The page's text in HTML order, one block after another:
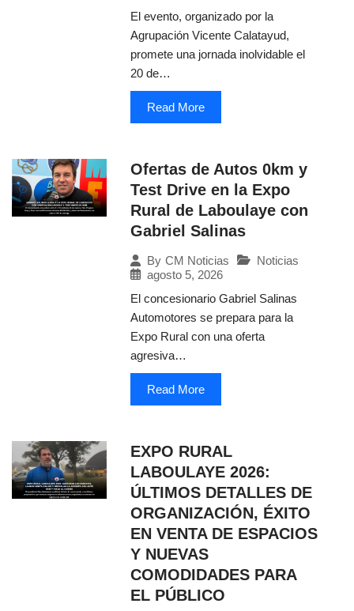
El evento, organizado por la
Agrupación Vicente Calatayud,
promete una jornada inolvidable el
20 de…
Read More
Ofertas de Autos 0km y
Test Drive en la Expo
Rural de Laboulaye con
Gabriel Salinas
By CM Noticias
Noticias
agosto 5, 2026
El concesionario Gabriel Salinas
Automotores se prepara para la
Expo Rural con una oferta
agresiva…
Read More
EXPO RURAL
LABOULAYE 2026:
ÚLTIMOS DETALLES DE
ORGANIZACIÓN, ÉXITO
EN VENTA DE ESPACIOS
Y NUEVAS
COMODIDADES PARA
EL PÚBLICO